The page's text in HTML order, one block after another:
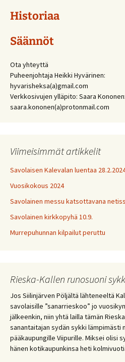
Historiaa
Säännöt
Ota yhteyttä
Puheenjohtaja Heikki Hyvärinen:
hyvarisheksa(a)gmail.com
Verkkosivujen ylläpito: Saara Kononen:
saara.kononen(a)protonmail.com
Viimeisimmät artikkelit
Savolaisen Kalevalan luentaa
Vuosikokous 2024
Savolainen messu katsottavana
Savolainen kirkkopyhä 10.9.
Murrepuhunnan kilpailut peruttu
Rieska-Kallen runosuoni
Jos Siilinjärven Pöljältä lähteneeltä
savolaisille ”sanarrieskoo” jo
jälkeenkin, niin yhtä lailla tämän
sanantaitajan sydän sykki lämpimästi
pääkaupungille Viipurille. Miksei olisi
hänen kotikaupunkinsa heti